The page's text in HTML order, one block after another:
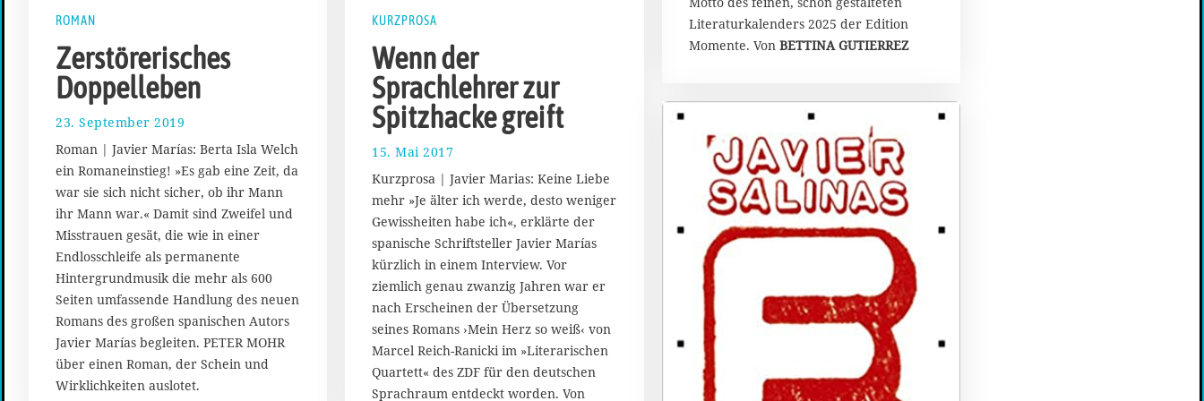
r
2
0
Literaturkalenders 2025 der Edition
Momente. Von BETTINA GUTIERREZ
ROMAN
Zerstörerisches
Doppelleben
23. September 2019
.
S
e
p
t
m
b
e
r
2
1
9
Roman | Javier Marías: Berta Isla Welch
ein Romaneinstieg! »Es gab eine Zeit, da
war sie sich nicht sicher, ob ihr Mann
ihr Mann war.« Damit sind Zweifel und
Misstrauen gesät, die wie in einer
Endlosschleife als permanente
Hintergrundmusik die mehr als 600
Seiten umfassende Handlung des neuen
Romans des großen spanischen Autors
Javier Marías begleiten. PETER MOHR
über einen Roman, der Schein und
Wirklichkeiten auslotet.
KURZPROSA
Wenn der
Sprachlehrer zur
Spitzhacke greift
15. Mai 2017
.
M
a
i
2
1
7
Kurzprosa | Javier Marias: Keine Liebe
mehr »Je älter ich werde, desto weniger
Gewissheiten habe ich«, erklärte der
spanische Schriftsteller Javier Marías
kürzlich in einem Interview. Vor
ziemlich genau zwanzig Jahren war er
nach Erscheinen der Übersetzung
seines Romans ›Mein Herz so weiß‹ von
Marcel Reich-Ranicki im »Literarischen
Quartett« des ZDF für den deutschen
Sprachraum entdeckt worden. Von